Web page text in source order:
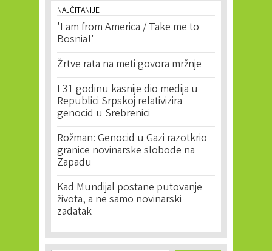
NAJČITANIJE
'I am from America / Take me to
Bosnia!'
Žrtve rata na meti govora mržnje
I 31 godinu kasnije dio medija u
Republici Srpskoj relativizira
genocid u Srebrenici
Rožman: Genocid u Gazi razotkrio
granice novinarske slobode na
Zapadu
Kad Mundijal postane putovanje
života, a ne samo novinarski
zadatak